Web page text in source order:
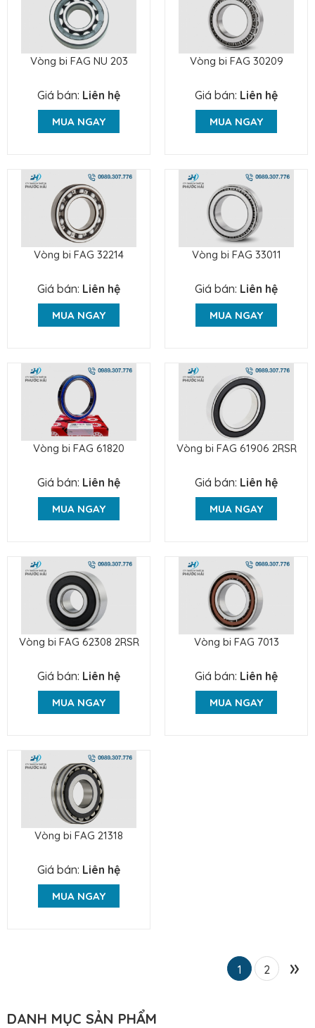
Vòng bi FAG NU 203
Giá bán: Liên hệ
MUA NGAY
Vòng bi FAG 30209
Giá bán: Liên hệ
MUA NGAY
Vòng bi FAG 32214
Giá bán: Liên hệ
MUA NGAY
Vòng bi FAG 33011
Giá bán: Liên hệ
MUA NGAY
Vòng bi FAG 61820
Giá bán: Liên hệ
MUA NGAY
Vòng bi FAG 61906 2RSR
Giá bán: Liên hệ
MUA NGAY
Vòng bi FAG 62308 2RSR
Giá bán: Liên hệ
MUA NGAY
Vòng bi FAG 7013
Giá bán: Liên hệ
MUA NGAY
Vòng bi FAG 21318
Giá bán: Liên hệ
MUA NGAY
1 2 »
DANH MỤC SẢN PHẨM